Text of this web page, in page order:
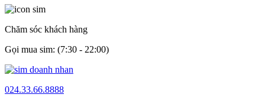
Chăm sóc khách hàng
Gọi mua sim: (7:30 - 22:00)
024.33.66.8888